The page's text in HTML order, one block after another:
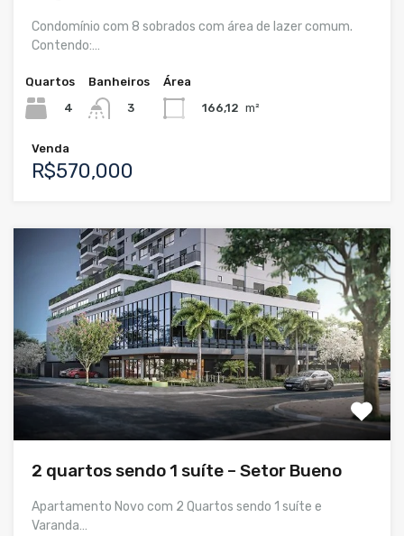
Condomínio com 8 sobrados com área de lazer comum.
Contendo:…
Quartos
4
Banheiros
3
Área
166,12 m²
Venda
R$570,000
2 quartos sendo 1 suíte – Setor Bueno
Apartamento Novo com 2 Quartos sendo 1 suíte e
Varanda…